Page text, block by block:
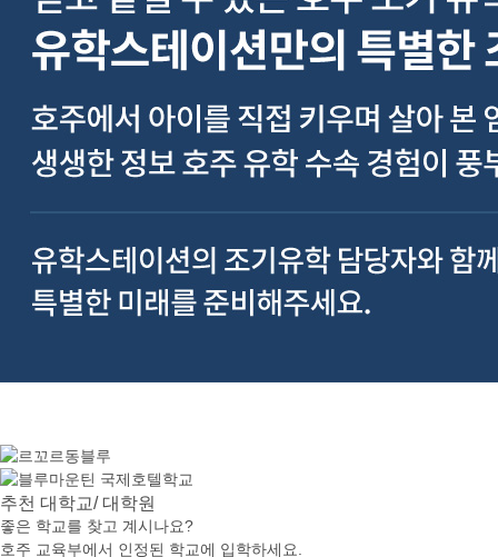
추천 대학교/ 대학원
좋은 학교를 찾고 계시나요?
호주 교육부에서 인정된 학교에 입학하세요.